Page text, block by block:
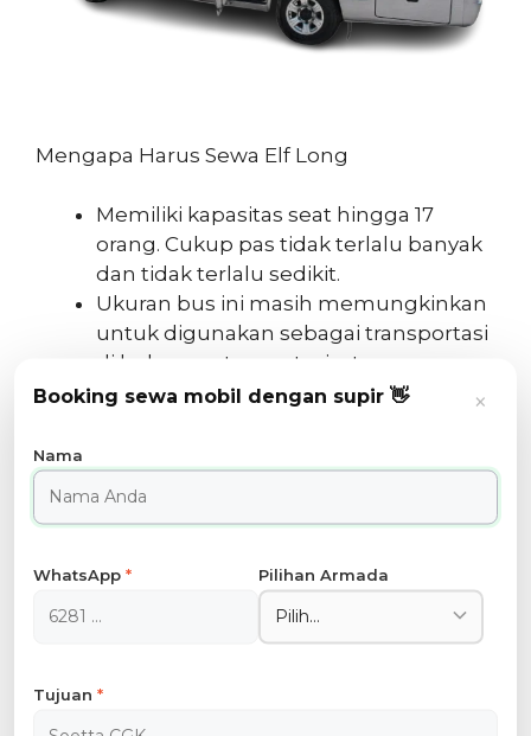
Mengapa Harus Sewa Elf Long
Memiliki kapasitas seat hingga 17
orang. Cukup pas tidak terlalu banyak
dan tidak terlalu sedikit.
Ukuran bus ini masih memungkinkan
untuk digunakan sebagai transportasi
di beberapa tempat wisata
Ukuran bus ini juga masih cukup ideal
Memiliki fitur kenyamanan dan
keamanan yang cukup baik
Booking sewa mobil dengan supir 👋 ×
Nama
WhatsApp * Pilihan Armada
Tujuan *